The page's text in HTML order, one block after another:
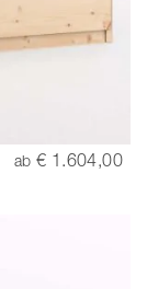
ab € 1.604,00